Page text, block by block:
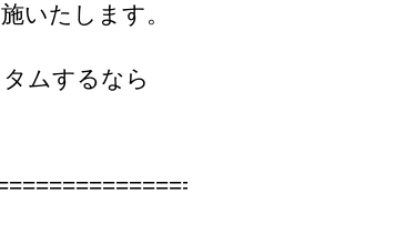
いたします。
ムするなら